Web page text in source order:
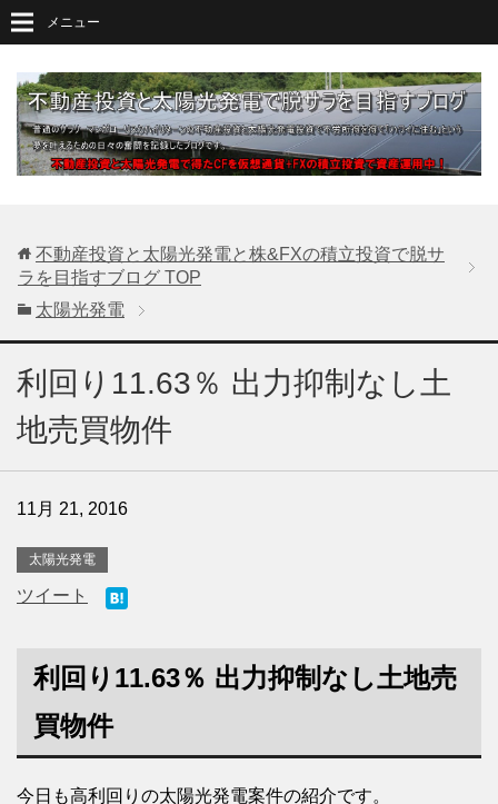
メニュー
不動産投資と太陽光発電と株&FXの積立投資で脱サ
ラを目指すブログ TOP
太陽光発電
利回り11.63％ 出力抑制なし土
地売買物件
11月 21, 2016
太陽光発電
ツイート
利回り11.63％ 出力抑制なし土地売
買物件
今日も高利回りの太陽光発電案件の紹介です。